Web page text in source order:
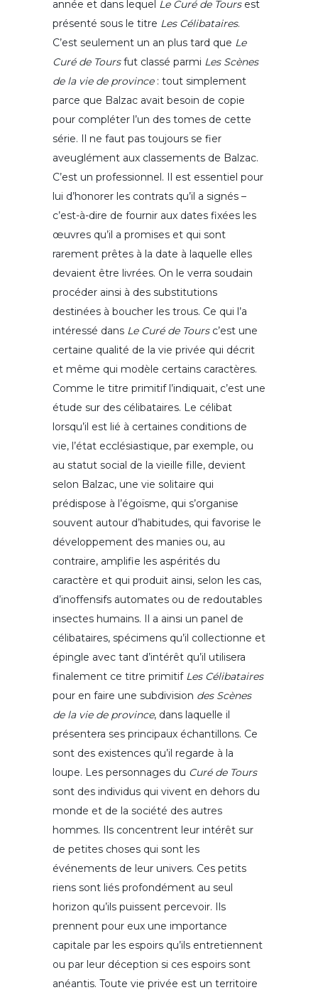
année et dans lequel Le Curé de Tours est
présenté sous le titre Les Célibataires.
C’est seulement un an plus tard que Le
Curé de Toursfut classé parmi Les Scènes
de la vie de province: tout simplement
parce que Balzac avait besoin de copie
pour compléter l’un des tomes de cette
série. Il ne faut pas toujours se fier
aveuglément aux classements de Balzac.
C’est un professionnel. Il est essentiel pour
lui d’honorer les contrats qu’il a signés –
c’est-à-dire de fournir aux dates fixées les
œuvres qu’il a promises et qui sont
rarement prêtes à la date à laquelle elles
devaient être livrées. On le verra soudain
procéder ainsi à des substitutions
destinées à boucher les trous. Ce qui l’a
intéressé dans Le Curé de Toursc’est une
certaine qualité de la vie privée qui décrit
et même qui modèle certains caractères.
Comme le titre primitif l’indiquait, c’est une
étude sur des célibataires. Le célibat
lorsqu’il est lié à certaines conditions de
vie, l’état ecclésiastique, par exemple, ou
au statut social de la vieille fille, devient
selon Balzac, une vie solitaire qui
prédispose à l’égoïsme, qui s’organise
souvent autour d’habitudes, qui favorise le
développement des manies ou, au
contraire, amplifie les aspérités du
caractère et qui produit ainsi, selon les cas,
d’inoffensifs automates ou de redoutables
insectes humains. Il a ainsi un panel de
célibataires, spécimens qu’il collectionne et
épingle avec tant d’intérêt qu’il utilisera
finalement ce titre primitif Les Célibataires
pour en faire une subdivision des Scènes
de la vie de province, dans laquelle il
présentera ses principaux échantillons. Ce
sont des existences qu’il regarde à la
loupe. Les personnages du Curé de Tours
sont des individus qui vivent en dehors du
monde et de la société des autres
hommes. Ils concentrent leur intérêt sur
de petites choses qui sont les
événements de leur univers. Ces petits
riens sont liés profondément au seul
horizon qu’ils puissent percevoir. Ils
prennent pour eux une importance
capitale par les espoirs qu’ils entretiennent
ou par leur déception si ces espoirs sont
anéantis. Toute vie privée est un territoire